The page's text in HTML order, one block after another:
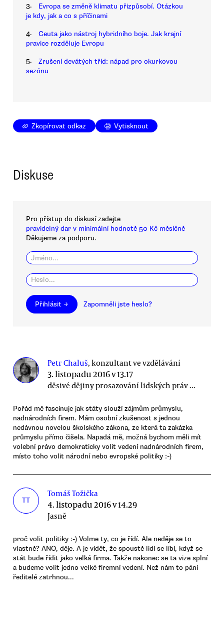
3.
Evropa se změně klimatu přizpůsobí. Otázkou
je kdy, jak a co s příčinami
4.
Ceuta jako nástroj hybridního boje. Jak krajní
pravice rozděluje Evropu
5.
Zrušení devátých tříd: nápad pro okurkovou
sezónu
Zkopírovat odkaz Vytisknout
Diskuse
Pro přístup do diskusí zadejte
pravidelný dar v minimální hodnotě 50 Kč měsíčně
Děkujeme za podporu.
Přihlásit → Zapomněli jste heslo?
Petr Chaluš, konzultant ve vzdělávání
3. listopadu 2016 v 13.17
děsivé dějiny prosazování lidských práv ...
Pořád mě fascinuje jak státy slouží zájmům průmyslu,
nadnárodních firem. Mám osobní zkušenost s jednou
nedávnou novelou školského zákona, ze která ta zakázka
průmyslu přímo čišela. Napadá mě, možná bychom měli mít
volební právo demokraticky volit vedení nadnárodních firem,
místo toho volit národní nebo evropské politiky :-)
TT
Tomáš Tožička
4. listopadu 2016 v 14.29
Jasně
proč volit politiky :-) Volme ty, co je řídí. Ale neděje se to
vlastně? ANO, děje. A je vidět, že spoustě lidí se líbí, když se
stát bude řídit jako velká firma. Takže nakonec se ta vize splní
a budeme volit jedno velké firemní vedení. Než nám to páni
ředitelé zatrhnou...